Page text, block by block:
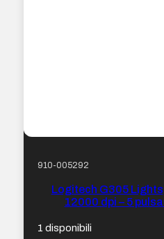
910-005292
Logitech G305
12000 dpi – 5
1 disponibili